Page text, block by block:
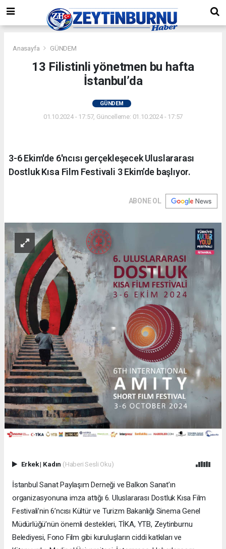
Anasayfa GÜNDEM
13 Filistinli yönetmen bu hafta
İstanbul’da
GÜNDEM
01.10.2024 - 17:57, Güncelleme: 01.10.2024 - 17:57
3-6 Ekim'de 6'ncısı gerçekleşecek Uluslararası
Dostluk Kısa Film Festivali 3 Ekim’de başlıyor.
ABONE OL
Erkek| Kadın (Haberi Sesli Oku)
İstanbul Sanat Paylaşım Derneği ve Balkon Sanat’ın
organizasyonuna imza attığı 6. Uluslararası Dostluk Kısa Film
Festivali’nin 6’ncısı Kültür ve Turizm Bakanlığı Sinema Genel
Müdürlüğü’nün önemli destekleri, TİKA, YTB, Zeytinburnu
Belediyesi, Fono Film gibi kuruluşların ciddi katkıları ve